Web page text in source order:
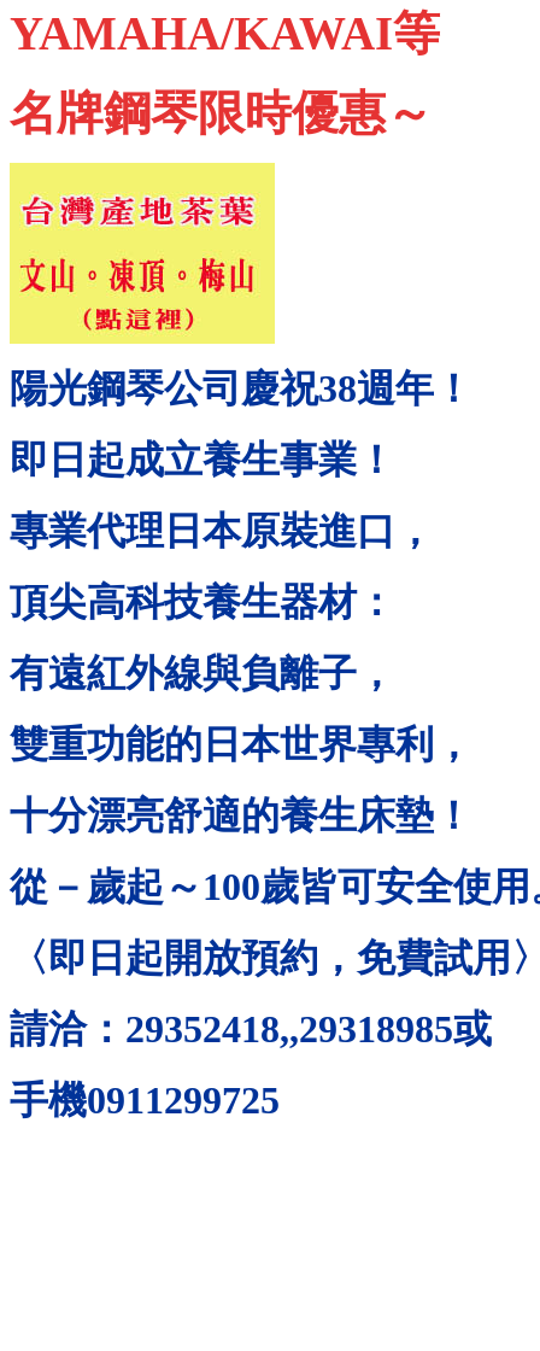
YAMAHA/KAWAI等
名牌鋼琴限時優惠～
陽光鋼琴公司慶祝38週年！
即日起成立養生事業！
專業代理日本原裝進口，
頂尖高科技養生器材：
有遠紅外線與負離子，
雙重功能的日本世界專利，
十分漂亮舒適的養生床墊！
從－歲起～ 100歲皆可安全使用
〈即日起開放預約，免費試用
請洽： 29352418,,29318985或
手機0911299725